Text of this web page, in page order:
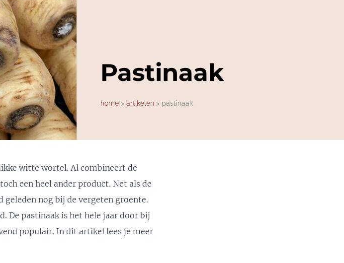
Pastinaak
home artikelen pastinaak
witte wortel. Al combineert de
een heel ander product. Net als de
geleden nog bij de vergeten groente.
De pastinaak is het hele jaar door bij
populair. In dit artikel lees je meer